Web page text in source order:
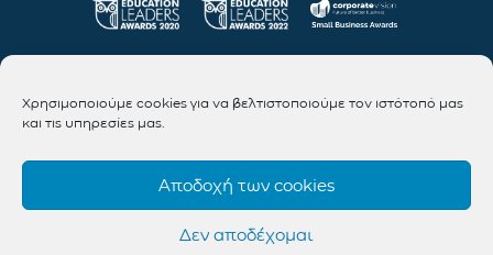
Χρησιμοποιούμε cookies για να βελτιστοποιούμε τον ιστότοπό μας
και τις υπηρεσίες μας.
Αποδοχή των cookies
Δεν αποδέχομαι